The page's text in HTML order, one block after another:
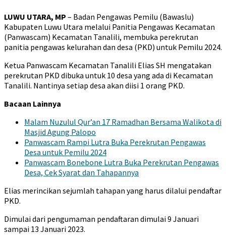
LUWU UTARA, MP – Badan Pengawas Pemilu (Bawaslu)
Kabupaten Luwu Utara melalui Panitia Pengawas Kecamatan
(Panwascam) Kecamatan Tanalili, membuka perekrutan
panitia pengawas kelurahan dan desa (PKD) untuk Pemilu 2024.
Ketua Panwascam Kecamatan Tanalili Elias SH mengatakan
perekrutan PKD dibuka untuk 10 desa yang ada di Kecamatan
Tanalili. Nantinya setiap desa akan diisi 1 orang PKD.
Bacaan Lainnya
Malam Nuzulul Qur’an 17 Ramadhan Bersama Walikota di
Masjid Agung Palopo
Panwascam Rampi Lutra Buka Perekrutan Pengawas
Desa untuk Pemilu 2024
Panwascam Bonebone Lutra Buka Perekrutan Pengawas
Desa, Cek Syarat dan Tahapannya
Elias merincikan sejumlah tahapan yang harus dilalui pendaftar
PKD.
Dimulai dari pengumaman pendaftaran dimulai 9 Januari
sampai 13 Januari 2023.